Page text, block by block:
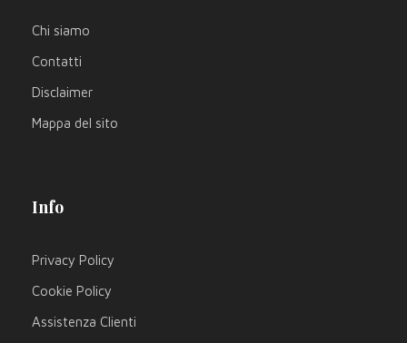
Chi siamo
Contatti
Disclaimer
Mappa del sito
Info
Privacy Policy
Cookie Policy
Assistenza Clienti